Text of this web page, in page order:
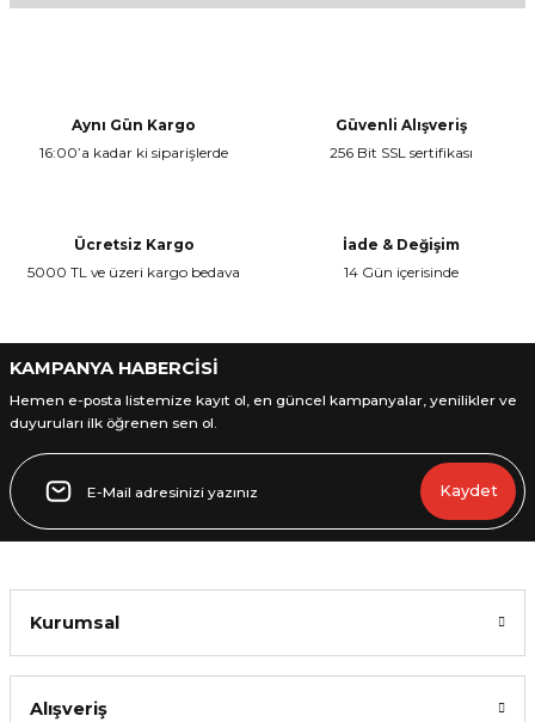
Ürün resmi kalitesiz, bozuk veya görüntülenemiyor.
Gönder
Aynı Gün Kargo
16:00’a kadar ki siparişlerde
Güvenli Alışveriş
256 Bit SSL sertifikası
Ücretsiz Kargo
5000 TL ve üzeri kargo bedava
İade & Değişim
14 Gün içerisinde
KAMPANYA HABERCİSİ
Hemen e-posta listemize kayıt ol, en güncel kampanyalar, yenilikler ve
duyuruları ilk öğrenen sen ol.
Kaydet
Kurumsal
Alışveriş